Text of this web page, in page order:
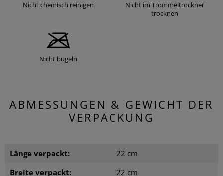
Nicht chemisch reinigen
Nicht im Trommeltrockner
trocknen
Nicht bügeln
ABMESSUNGEN & GEWICHT DER
VERPACKUNG
Länge verpackt:
22 cm
Breite verpackt:
22 cm